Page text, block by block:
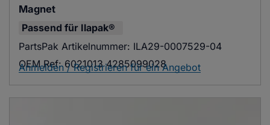
Magnet
Passend für Ilapak®
PartsPak Artikelnummer: ILA29-0007529-04
OEM Ref: 6021013 4285099028
Anmelden / Registrieren für ein Angebot